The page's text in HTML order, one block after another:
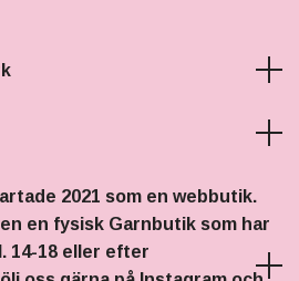
2021 som en webbutik.
en fysisk Garnbutik som har
14-18 eller efter